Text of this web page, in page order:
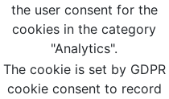
the user consent for the
cookies in the category
"Analytics".
The cookie is set by GDPR
cookie consent to record